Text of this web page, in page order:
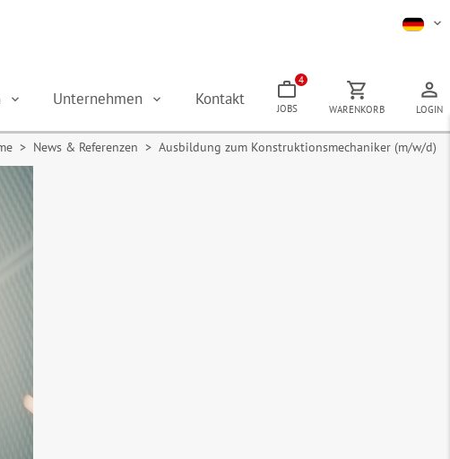
Unternehmen Kontakt JOBS
4
WARENKORB LOGIN
> News & Referenzen > Ausbildung zum Konstruktionsmechaniker (m/w/d)